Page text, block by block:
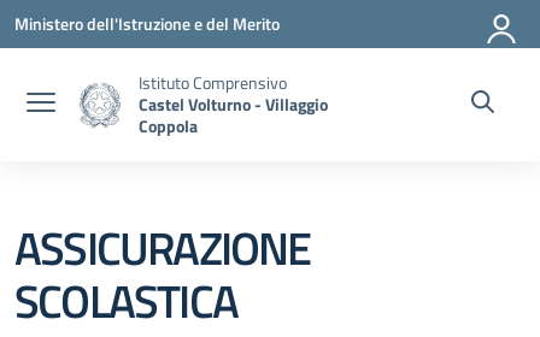
Vai ai contenuti
Vai al menu di navigazione
Vai al footer
Ministero dell'Istruzione e del Merito
Istituto Comprensivo
Castel Volturno - Villaggio
Coppola
ASSICURAZIONE
SCOLASTICA